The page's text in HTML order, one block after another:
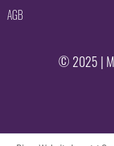
AGB
© 2025 |